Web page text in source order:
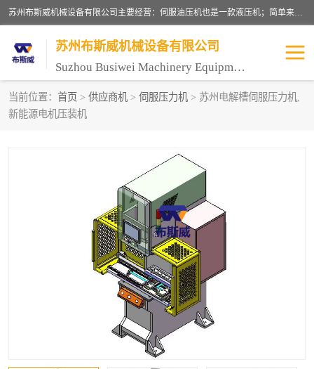
苏州布斯威机械设备有限公司主要经营：伺服油压机也是一款液压机；简单来说，传统的油压机，选用的是普通电机，普通电机容易发热，容易烧坏。伺服油压机采用先进的伺服电机，一般选用汇川 、日本大金、台达等品牌。伺服电机配套伺服泵还有伺服驱动器等部件，这样机器的电机过热，能耗的控制、机器工作的噪音都得到了完美的解决。
苏州布斯威机械设备有限公司
Suzhou Busiwei Machinery Equipment Co., Ltd.
当前位置： 首页 > 供应商机 > 伺服压力机 > 苏州电解槽伺服压力机,
新能源电机压装机
单柱油压机-C型油压机
伺服压力机-电子压力机
精密伺服压力机